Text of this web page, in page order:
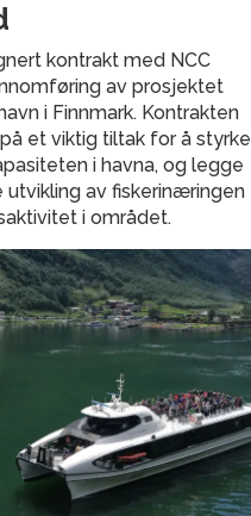
kontrakt med NCC
av prosjektet
i Finnmark. Kontrakten
et viktig tiltak for å styrke
i havna, og legge
av fiskerinæringen
i området.